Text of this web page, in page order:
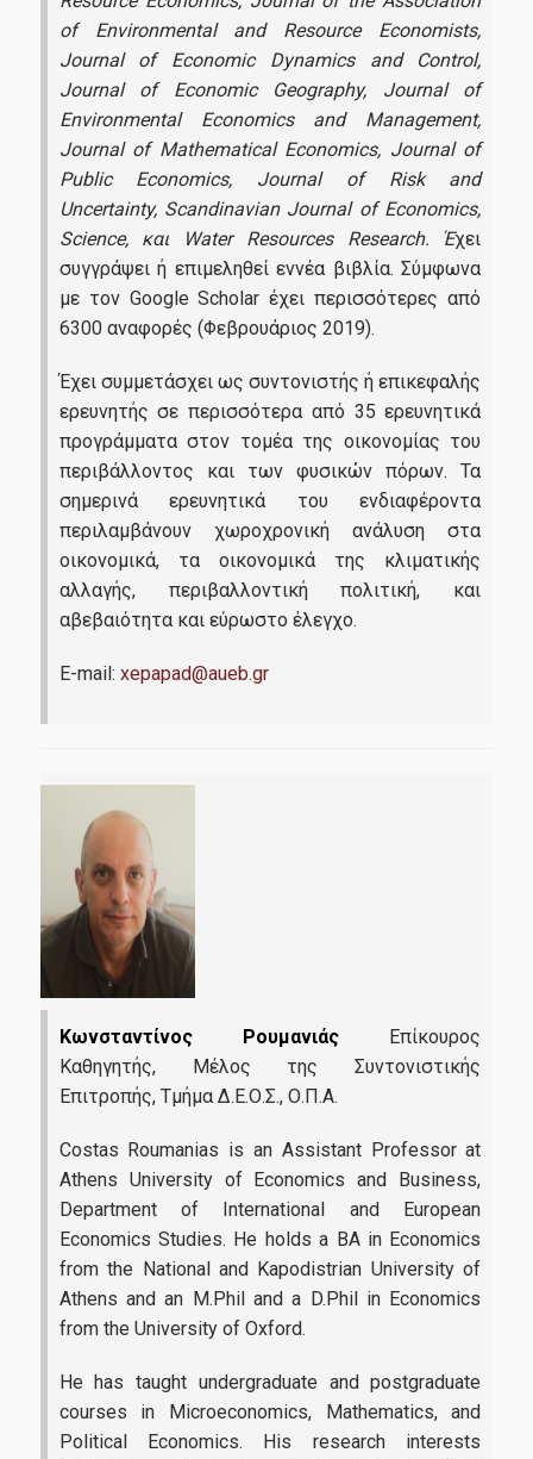
of Environmental and Resource Economists,
Journal of Economic Dynamics and Control,
Journal of Economic Geography, Journal of
Environmental Economics and Management,
Journal of Mathematical Economics, Journal of
Public Economics, Journal of Risk and
Uncertainty, Scandinavian Journal of Economics,
Science, και Water Resources Research. Έχει
συγγράψει ή επιμεληθεί εννέα βιβλία. Σύμφωνα
με τον Google Scholar έχει περισσότερες από
6300 αναφορές (Φεβρουάριος 2019).
Έχει συμμετάσχει ως συντονιστής ή επικεφαλής
ερευνητής σε περισσότερα από 35 ερευνητικά
προγράμματα στον τομέα της οικονομίας του
περιβάλλοντος και των φυσικών πόρων. Τα
σημερινά ερευνητικά του ενδιαφέροντα
περιλαμβάνουν χωροχρονική ανάλυση στα
οικονομικά, τα οικονομικά της κλιματικής
αλλαγής, περιβαλλοντική πολιτική, και
αβεβαιότητα και εύρωστο έλεγχο.
E-mail: xepapad@aueb.gr
Κωνσταντίνος Ρουμανιάς
Επίκουρος
Καθηγητής, Μέλος της Συντονιστικής
Επιτροπής, Τμήμα Δ.Ε.Ο.Σ., Ο.Π.Α.
Costas Roumanias is an Assistant Professor at
Athens University of Economics and Business,
Department of International and European
Economics Studies. He holds a BA in Economics
from the National and Kapodistrian University of
Athens and an M.Phil and a D.Phil in Economics
from the University of Oxford.
He has taught undergraduate and postgraduate
courses in Microeconomics, Mathematics, and
Political Economics. His research interests